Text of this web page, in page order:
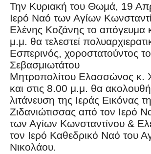
Την Κυριακή του Θωμά, 19
Ιερό Ναό των Αγίων
Ελένης Κοζάνης το απόγευμα
μ.μ. θα τελεστεί
Εσπερινός, χοροστατούντος
Σεβασμιωτάτου
Μητροπολίτου Ελασσώνος κ.
και στις 8.00 μ.μ. θα
λιτάνευση της Ιεράς Εικόνας
Ζιδανιώτισσας από τον Ιερό
των Αγίων Κωνσταντίνου &
τον Ιερό Καθεδρικό Ναό του
Νικολάου.